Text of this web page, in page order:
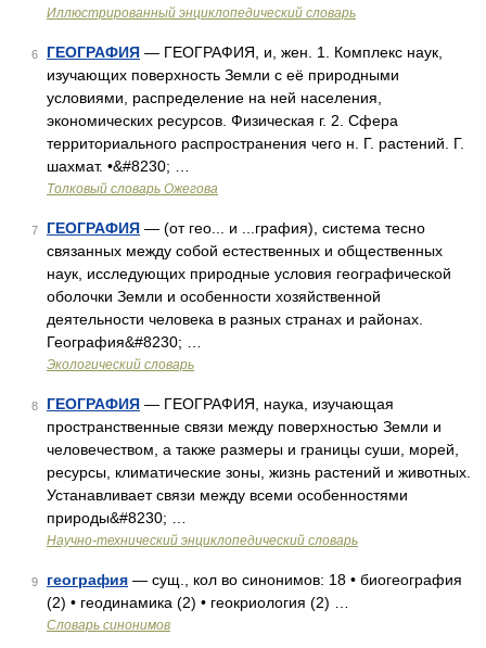
Иллюстрированный энциклопедический словарь
6 ГЕОГРАФИЯ — ГЕОГРАФИЯ, и, жен. 1. Комплекс наук,
изучающих поверхность Земли с её природными
условиями, распределение на ней населения,
экономических ресурсов. Физическая г. 2. Сфера
территориального распространения чего н. Г. растений. Г.
шахмат. •&#8230; …
Толковый словарь Ожегова
7 ГЕОГРАФИЯ — (от гео... и ...графия), система тесно
связанных между собой естественных и общественных
наук, исследующих природные условия географической
оболочки Земли и особенности хозяйственной
деятельности человека в разных странах и районах.
География&#8230; …
Экологический словарь
8 ГЕОГРАФИЯ — ГЕОГРАФИЯ, наука, изучающая
пространственные связи между поверхностью Земли и
человечеством, а также размеры и границы суши, морей,
ресурсы, климатические зоны, жизнь растений и животных.
Устанавливает связи между всеми особенностями
природы&#8230; …
Научно-технический энциклопедический словарь
9 география — сущ., кол во синонимов: 18 • биогеография
(2) • геодинамика (2) • геокриология (2) …
Словарь синонимов